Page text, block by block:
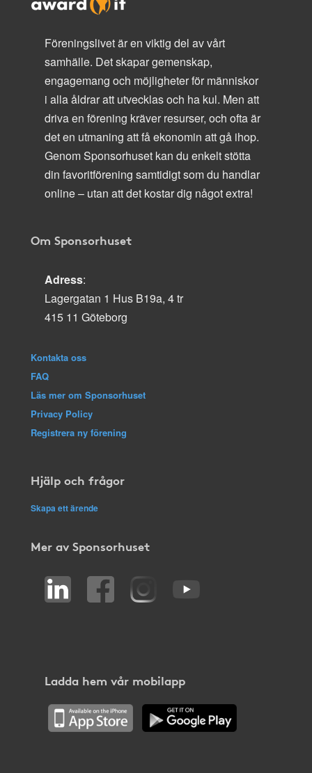
Föreningslivet är en viktig del av vårt
samhälle. Det skapar gemenskap,
engagemang och möjligheter för människor
i alla åldrar att utvecklas och ha kul. Men att
driva en förening kräver resurser, och ofta är
det en utmaning att få ekonomin att gå ihop.
Genom Sponsorhuset kan du enkelt stötta
din favoritförening samtidigt som du handlar
online – utan att det kostar dig något extra!
Om Sponsorhuset
Adress:
Lagergatan 1 Hus B19a, 4 tr
415 11 Göteborg
Kontakta oss
FAQ
Läs mer om Sponsorhuset
Privacy Policy
Registrera ny förening
Hjälp och frågor
Skapa ett ärende
Mer av Sponsorhuset
Ladda hem vår mobilapp